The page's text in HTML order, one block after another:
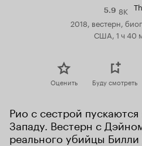
5.9Рейтинг
5.9
8K
2018, вестерн,
США, 1 ч 40
Оценить Буду смотреть
Рио с сестрой
Западу. Вестерн с
реального убийцы Билли